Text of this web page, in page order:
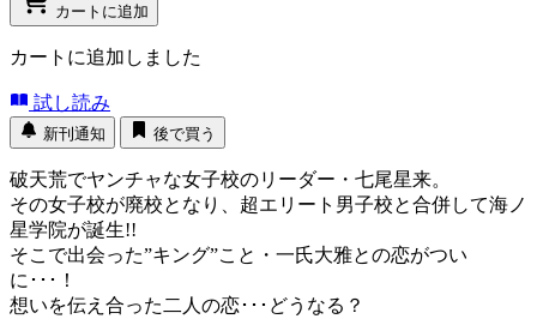
カートに追加
カートに追加しました
試し読み
新刊通知 後で買う
破天荒でヤンチャな女子校のリーダー・七尾星来。
その女子校が廃校となり、超エリート男子校と合併して海ノ
星学院が誕生!!
そこで出会った”キング”こと・一氏大雅との恋がつい
に･･･！
想いを伝え合った二人の恋･･･どうなる？